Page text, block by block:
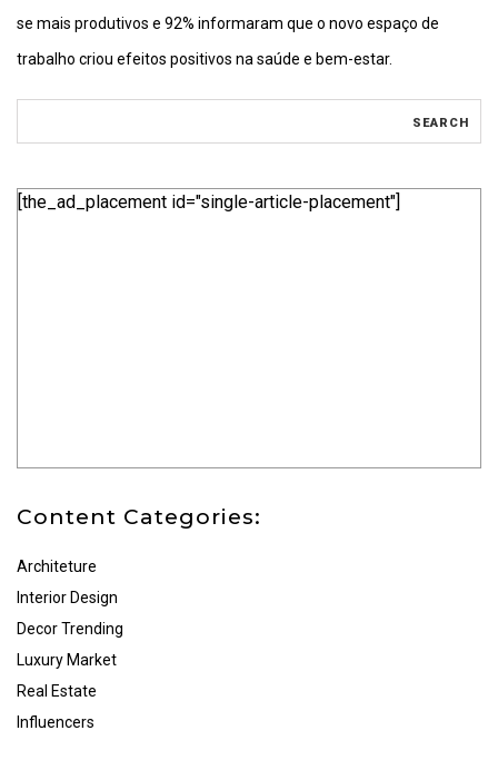
se mais produtivos e 92% informaram que o novo espaço de
trabalho criou efeitos positivos na saúde e bem-estar.
[the_ad_placement id="single-article-placement"]
Content Categories:
Architeture
Interior Design
Decor Trending
Luxury Market
Real Estate
Influencers